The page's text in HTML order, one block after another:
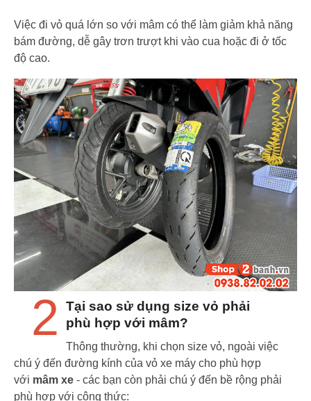
Việc đi vỏ quá lớn so với mâm có thể làm giảm khả năng
bám đường, dễ gây trơn trượt khi vào cua hoặc đi ở tốc
độ cao.
2
Tại sao sử dụng size vỏ phải
phù hợp với mâm?
Thông thường, khi chọn size vỏ, ngoài việc
chú ý đến đường kính của vỏ xe máy cho phù hợp
với mâm xe - các bạn còn phải chú ý đến bề rộng phải
phù hợp với công thức: